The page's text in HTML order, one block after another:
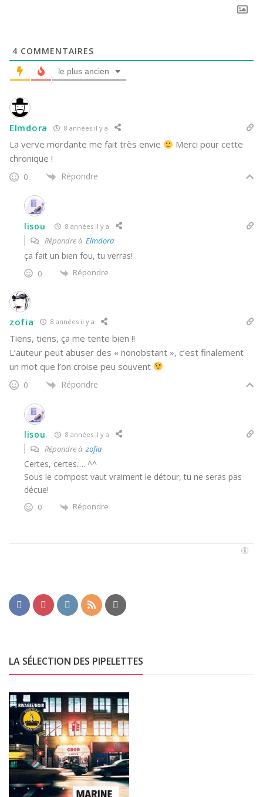
4 COMMENTAIRES
le plus ancien
Elmdora 8 années il y a
La verve mordante me fait très envie
Merci pour cette
chronique !
0 Répondre
lisou 8 années il y a
Répondre à Elmdora
ça fait un bien fou, tu verras!
0 Répondre
zofia 8 années il y a
Tiens, tiens, ça me tente bien !!
L’auteur peut abuser des « nonobstant », c’est finalement
un mot que l’on croise peu souvent
0 Répondre
lisou 8 années il y a
Répondre à zofia
Certes, certes…. ^^
Sous le compost vaut vraiment le détour, tu ne seras pas
décue!
0 Répondre
LA SÉLECTION DES PIPELETTES